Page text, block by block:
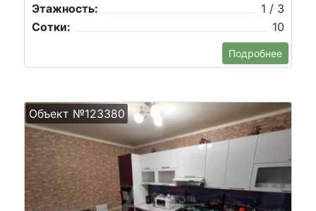
Этажность:
1 / 3
Сотки:
10
Подробнее
Объект №123380